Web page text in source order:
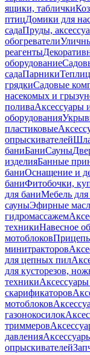
ящики, таблички
птицДомики для
садаПруды,
обогреватели
реагенты
оборудование
садаПарники
грядкиСадовые
насекомых и
поливаАксессуары
оборудования
пластиковые
опрыскивателей
баниБаниСауны
изделияБанные
баниОснащение и
баниФитобочки,
для баниМебель
сауныЭфирные
гидромассажем
техникиНавесное
мотоблоков
минитракторов
для цепных пил
для кусторезов,
техникиАксессуары
скарификаторов
мотоблоков
газонокосилок
триммеров
давления
опрыскивателей